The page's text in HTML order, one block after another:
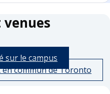
sur le campus
commun de Toronto